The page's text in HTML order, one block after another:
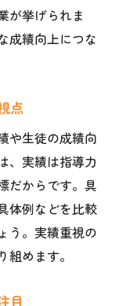
が挙げられま
成績向上につな
点
や生徒の成績向
、実績は指導力
だからです。具
体例などを比較
う。実績重視の
めます。
目